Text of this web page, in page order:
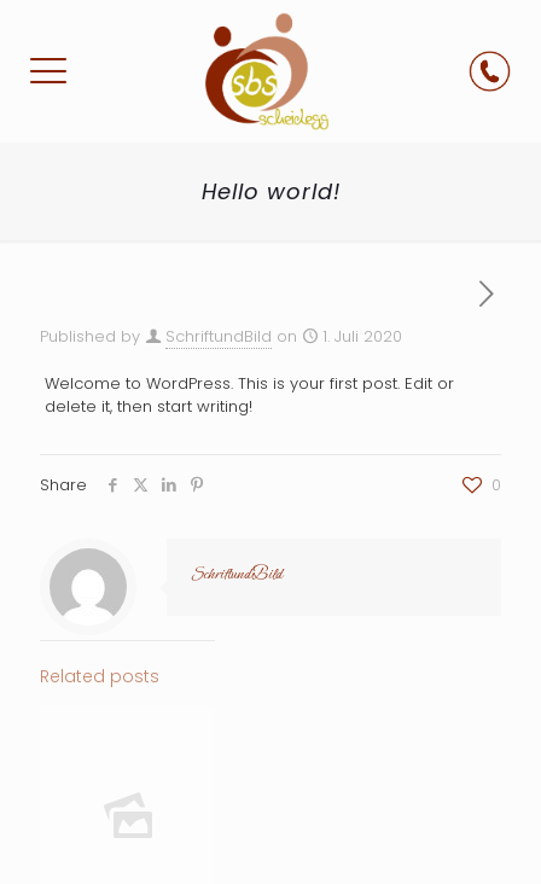
Hello world!
Published by SchriftundBild on 1. Juli 2020
Welcome to WordPress. This is your first post. Edit or
delete it, then start writing!
Share 0
SchriftundBild
Related posts